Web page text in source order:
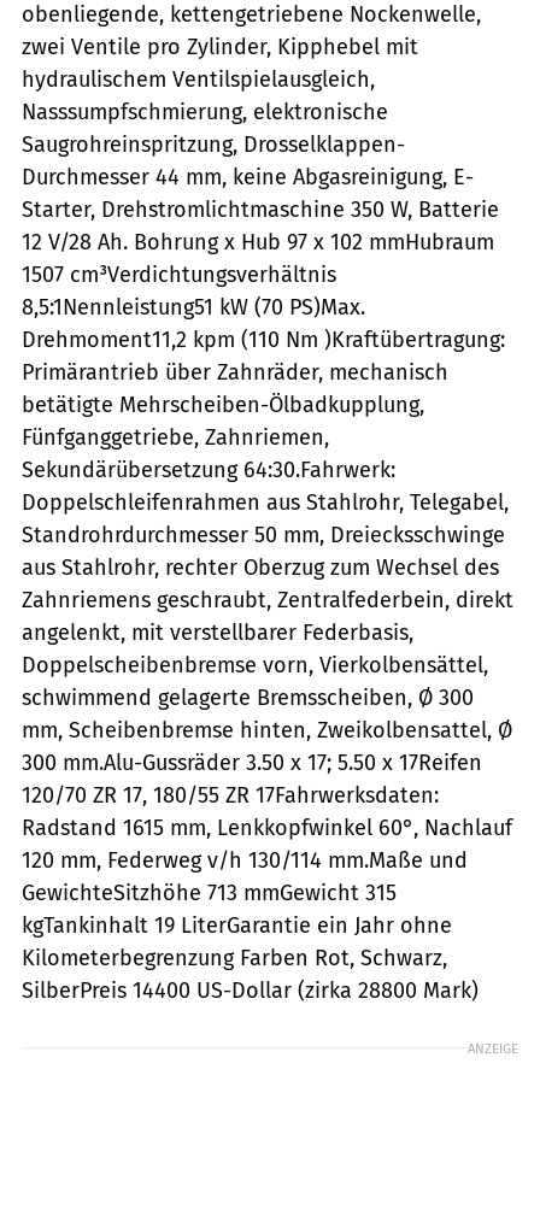
obenliegende, kettengetriebene Nockenwelle,
zwei Ventile pro Zylinder, Kipphebel mit
hydraulischem Ventilspielausgleich,
Nasssumpfschmierung, elektronische
Saugrohreinspritzung, Drosselklappen-
Durchmesser 44 mm, keine Abgasreinigung, E-
Starter, Drehstromlichtmaschine 350 W, Batterie
12 V/28 Ah. Bohrung x Hub 97 x 102 mmHubraum
1507 cm³Verdichtungsverhältnis
8,5:1Nennleistung51 kW (70 PS)Max.
Drehmoment11,2 kpm (110 Nm )Kraftübertragung:
Primärantrieb über Zahnräder, mechanisch
betätigte Mehrscheiben-Ölbadkupplung,
Fünfganggetriebe, Zahnriemen,
Sekundärübersetzung 64:30.Fahrwerk:
Doppelschleifenrahmen aus Stahlrohr, Telegabel,
Standrohrdurchmesser 50 mm, Dreiecksschwinge
aus Stahlrohr, rechter Oberzug zum Wechsel des
Zahnriemens geschraubt, Zentralfederbein, direkt
angelenkt, mit verstellbarer Federbasis,
Doppelscheibenbremse vorn, Vierkolbensättel,
schwimmend gelagerte Bremsscheiben, Ø 300
mm, Scheibenbremse hinten, Zweikolbensattel, Ø
300 mm.Alu-Gussräder 3.50 x 17; 5.50 x 17Reifen
120/70 ZR 17, 180/55 ZR 17Fahrwerksdaten:
Radstand 1615 mm, Lenkkopfwinkel 60°, Nachlauf
120 mm, Federweg v/h 130/114 mm.Maße und
GewichteSitzhöhe 713 mmGewicht 315
kgTankinhalt 19 LiterGarantie ein Jahr ohne
Kilometerbegrenzung Farben Rot, Schwarz,
SilberPreis 14400 US-Dollar (zirka 28800 Mark)
ANZEIGE